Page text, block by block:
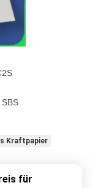
Kraftpapier
für